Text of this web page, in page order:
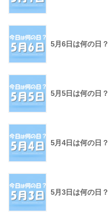
5月6日は何の日？
5月5日は何の日？
5月4日は何の日？
5月3日は何の日？